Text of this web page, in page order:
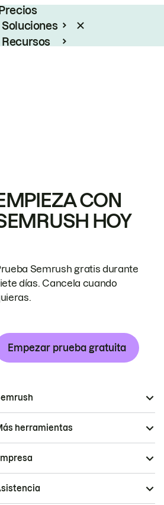
Precios
Soluciones
Recursos
CON
HOY
Semrush gratis durante
días. Cancela cuando
Empezar prueba gratuita
herramientas